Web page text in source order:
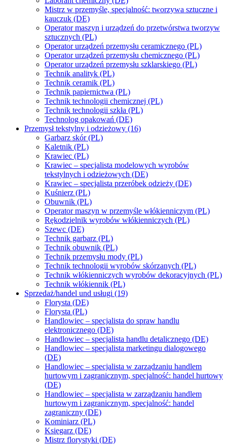
Mistrz w przemyśle, specjalność: tworzywa sztuczne i
kauczuk (DE)
Operator maszyn i urządzeń do przetwórstwa tworzyw
sztucznych (PL)
Operator urządzeń przemysłu ceramicznego (PL)
Operator urządzeń przemysłu chemicznego (PL)
Operator urządzeń przemysłu szklarskiego (PL)
Technik analityk (PL)
Technik ceramik (PL)
Technik papiernictwa (PL)
Technik technologii chemicznej (PL)
Technik technologii szkła (PL)
Technolog opakowań (DE)
Przemysł tekstylny i odzieżowy (16)
Garbarz skór (PL)
Kaletnik (PL)
Krawiec (PL)
Krawiec – specjalista modelowych wyrobów
tekstylnych i odzieżowych (DE)
Krawiec – specjalista przeróbek odzieży (DE)
Kuśnierz (PL)
Obuwnik (PL)
Operator maszyn w przemyśle włókienniczym (PL)
Rękodzielnik wyrobów włókienniczych (PL)
Szewc (DE)
Technik garbarz (PL)
Technik obuwnik (PL)
Technik przemysłu mody (PL)
Technik technologii wyrobów skórzanych (PL)
Technik włókienniczych wyrobów dekoracyjnych (PL)
Technik włókiennik (PL)
Sprzedaż/handel und usługi (19)
Florysta (DE)
Florysta (PL)
Handlowiec – specjalista do spraw handlu
elektronicznego (DE)
Handlowiec – specjalista handlu detalicznego (DE)
Handlowiec – specjalista marketingu dialogowego
(DE)
Handlowiec – specjalista w zarządzaniu handlem
hurtowym i zagranicznym, specjalność: handel hurtowy
(DE)
Handlowiec – specjalista w zarządzaniu handlem
hurtowym i zagranicznym, specjalność: handel
zagraniczny (DE)
Kominiarz (PL)
Księgarz (DE)
Mistrz florystyki (DE)